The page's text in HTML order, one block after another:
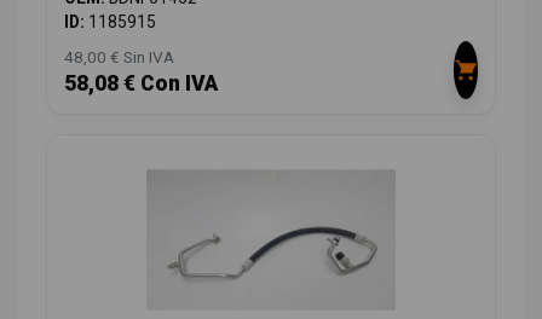
ID: 1185915
48,00 € Sin IVA
58,08 € Con IVA